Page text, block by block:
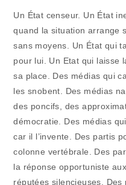
Un État censeur. Un État
quand la situation arrange
sans moyens. Un État qui
pour lui. Un Etat qui laisse
sa place. Des médias qui
les snobent. Des médias
des poncifs, des
démocratie. Des médias
car il l’invente. Des partis
colonne vertébrale. Des
la réponse opportuniste
réputées silencieuses.